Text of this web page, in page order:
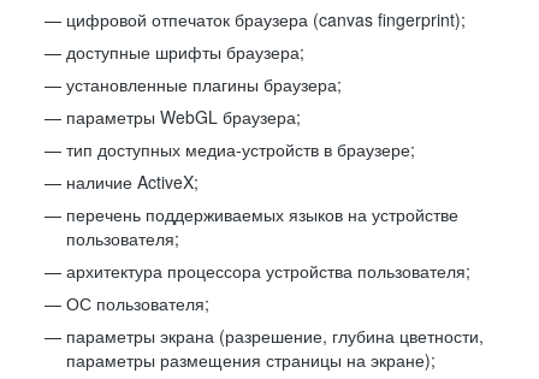
цифровой отпечаток браузера (canvas fingerprint);
доступные шрифты браузера;
установленные плагины браузера;
параметры WebGL браузера;
тип доступных медиа-устройств в браузере;
наличие ActiveX;
перечень поддерживаемых языков на устройстве
пользователя;
архитектура процессора устройства пользователя;
ОС пользователя;
параметры экрана (разрешение, глубина цветности,
параметры размещения страницы на экране);